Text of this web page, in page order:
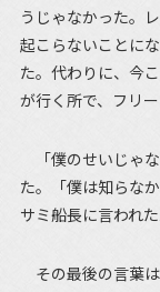
うじゃなかった。
起こらないことに
た。代わりに、今
が行く所で、フリ
「僕のせいじゃ
た。「僕は知らな
サミ船長に言われ
その最後の言葉